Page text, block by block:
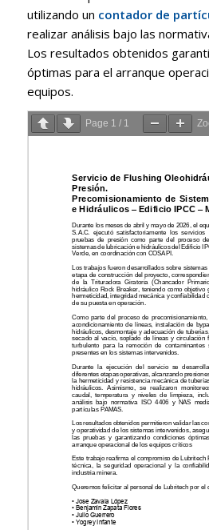
utilizando un contador de
realizar análisis bajo las
Los resultados obtenidos
óptimas para el arranque
equipos.
Page 1 / 1